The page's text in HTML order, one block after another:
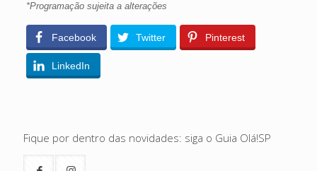
*Programação sujeita a alterações
Facebook Twitter Pinterest
LinkedIn
Fique por dentro das novidades: siga o Guia Olá!SP